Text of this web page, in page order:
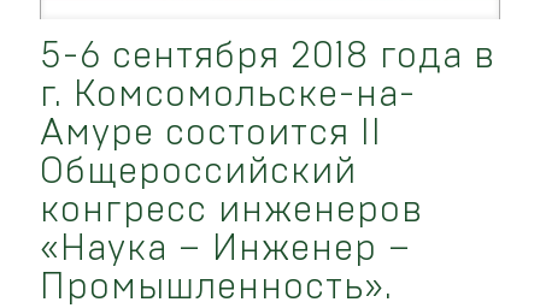
5-6 сентября 2018 года в
г. Комсомольске-на-
Амуре состоится II
Общероссийский
конгресс инженеров
«Наука – Инженер –
Промышленность».